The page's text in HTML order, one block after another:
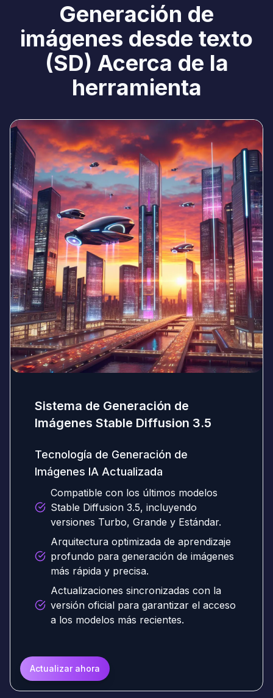
Generación de
imágenes desde texto
(SD) Acerca de la
herramienta
Sistema de Generación de
Imágenes Stable Diffusion 3.5
Tecnología de Generación de
Imágenes IA Actualizada
Compatible con los últimos modelos
Stable Diffusion 3.5, incluyendo
versiones Turbo, Grande y Estándar.
Arquitectura optimizada de aprendizaje
profundo para generación de imágenes
más rápida y precisa.
Actualizaciones sincronizadas con la
versión oficial para garantizar el acceso
a los modelos más recientes.
Actualizar ahora